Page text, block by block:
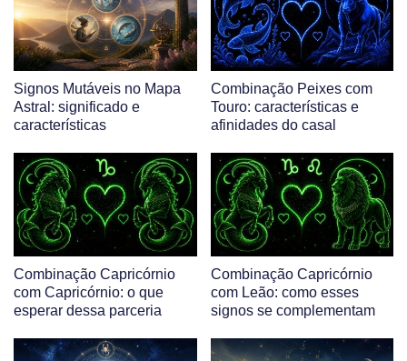
Signos Mutáveis no Mapa
Astral: significado e
características
Combinação Peixes com
Touro: características e
afinidades do casal
Combinação Capricórnio
com Capricórnio: o que
esperar dessa parceria
Combinação Capricórnio
com Leão: como esses
signos se complementam